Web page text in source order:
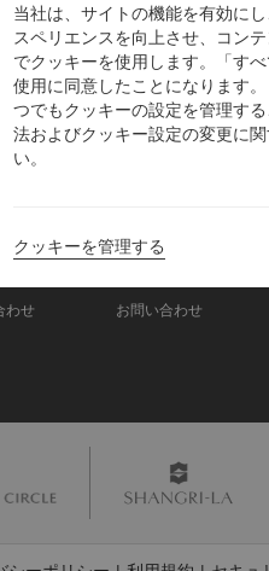
ー
ルに入
わせ
シャングリ・ラ
ープ
シャングリ・ラ センター
お問い合わせ
当社は、サイトの機能を有効に
スペリエンスを向上させ、コン
でクッキーを使用します。「す
使用に同意したことになります
つでもクッキーの設定を管理す
法およびクッキー設定の変更に関
い。
クッキーを管理する